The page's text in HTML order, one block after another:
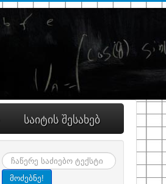
საიტის შესახებ
ძიება
მოძებნე!